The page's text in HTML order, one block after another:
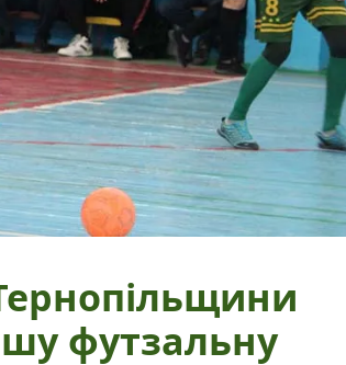
футзальну